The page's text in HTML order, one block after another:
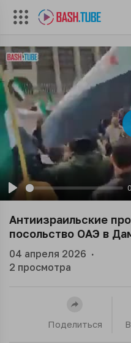
Play
Антиизраильские
посольство ОАЭ в
04 апреля 2026 ·
2 просмотра
Поделиться